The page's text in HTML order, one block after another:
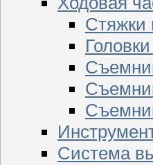
Стяжки
Система